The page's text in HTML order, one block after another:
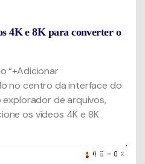
4K e 8K para converter o
“+Adicionar
no centro da interface do
explorador de arquivos,
os vídeos 4K e 8K